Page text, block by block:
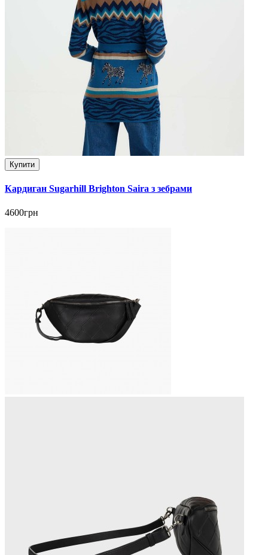
Купити
Кардиган Sugarhill Brighton Saira з зебрами
4600грн